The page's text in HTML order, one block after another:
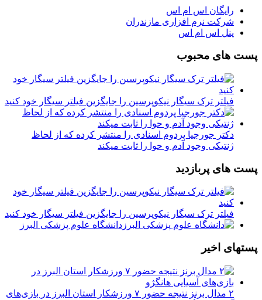
رایگان اس ام اس
شرکت نرم افزاری مازندران
پنل اس ام اس
پست های محبوب
فیلتر ترک سیگار نیکوپرسین را جایگزین فیلتر سیگار خود کنید
دکتر جورجیا پردوم اسنادی را منتشر کرده که از لحاظ
ژنتیکی وجود آدم و حوا را ثابت میکند
پست های پربازدید
فیلتر ترک سیگار نیکوپرسین را جایگزین فیلتر سیگار خود کنید
دانشگاه علوم پزشکی البرز
پستهای اخیر
۲ مدال برنز نتیجه حضور ۷ ورزشکار استان البرز در بازی‌های